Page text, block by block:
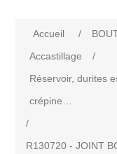
Accueil /
Accastillage
/
Réservoir, durites
crépine…
/
R130720 - JOINT